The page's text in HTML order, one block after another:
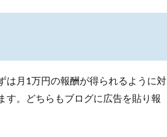
は月1万円の報酬が得られるように対
す。どちらもブログに広告を貼り報